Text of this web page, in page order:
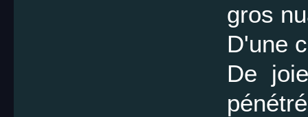
gros
D'une
De